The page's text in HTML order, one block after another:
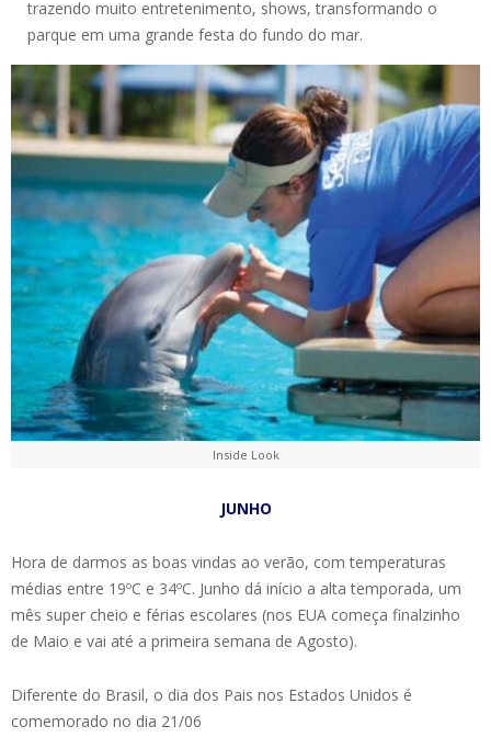
trazendo muito entretenimento, shows, transformando o
parque em uma grande festa do fundo do mar.
Inside Look
JUNHO
Hora de darmos as boas vindas ao verão, com temperaturas
médias entre 19ºC e 34ºC. Junho dá início a alta temporada, um
mês super cheio e férias escolares (nos EUA começa finalzinho
de Maio e vai até a primeira semana de Agosto).
Diferente do Brasil, o dia dos Pais nos Estados Unidos é
comemorado no dia 21/06